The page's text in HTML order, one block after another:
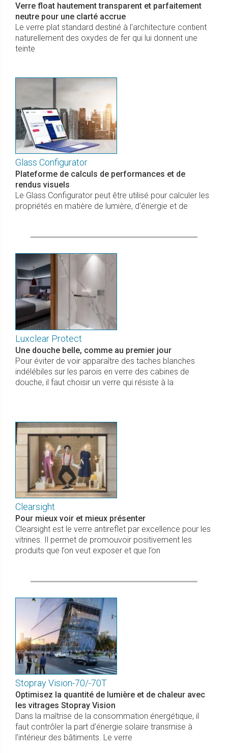
Verre float hautement transparent et parfaitement
neutre pour une clarté accrue
Le verre plat standard destiné à l’architecture contient
naturellement des oxydes de fer qui lui donnent une
teinte
Glass Configurator
Plateforme de calculs de performances et de
rendus visuels
Le Glass Configurator peut être utilisé pour calculer les
propriétés en matière de lumière, d'énergie et de
Luxclear Protect
Une douche belle, comme au premier jour
Pour éviter de voir apparaître des taches blanches
indélébiles sur les parois en verre des cabines de
douche, il faut choisir un verre qui résiste à la
Clearsight
Pour mieux voir et mieux présenter
Clearsight est le verre antireflet par excellence pour les
vitrines. Il permet de promouvoir positivement les
produits que l’on veut exposer et que l’on
Stopray Vision-70/-70T
Optimisez la quantité de lumière et de chaleur avec
les vitrages Stopray Vision
Dans la maîtrise de la consommation énergétique, il
faut contrôler la part d’énergie solaire transmise à
l’intérieur des bâtiments. Le verre